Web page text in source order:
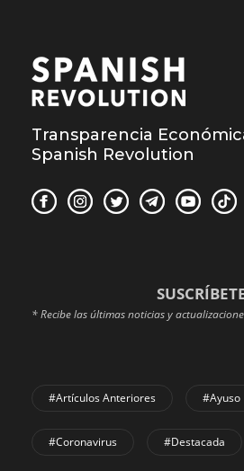
Transparencia
Spanish Revolution
* Recibe las últimas noticias y
#Artículos Anteriores #Ayuso
#coronavirus #Destacada